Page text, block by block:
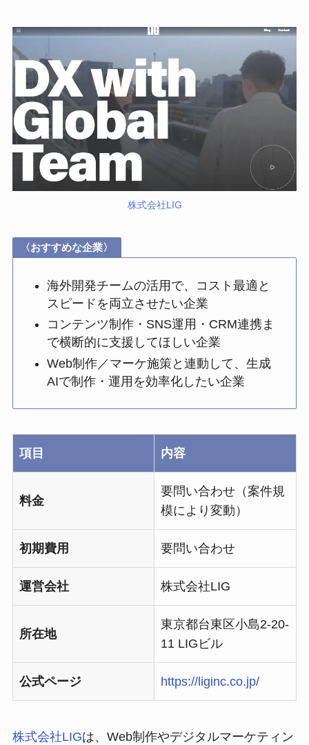
株式会社LIG
〈おすすめな企業〉
海外開発チームの活用で、コスト最適と
スピードを両立させたい企業
コンテンツ制作・SNS運用・CRM連携ま
で横断的に支援してほしい企業
Web制作／マーケ施策と連動して、生成
AIで制作・運用を効率化したい企業
項目 内容
料金
要問い合わせ（案件規
模により変動）
初期費用 要問い合わせ
運営会社 株式会社LIG
所在地
東京都台東区小島2-20-
11 LIGビル
公式ページ https://liginc.co.jp/
株式会社LIGは、Web制作やデジタルマーケティン